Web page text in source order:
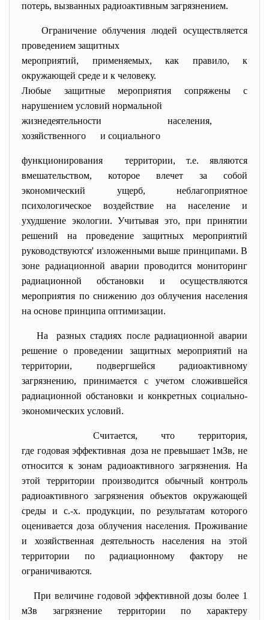
потерь, вызванных радиоактивным загрязнением.
Ограничение облучения людей осуществляется
проведением защитных
мероприятий, применяемых, как правило, к
окружающей среде и к человеку.
Любые защитные мероприятия сопряжены с
нарушением условий нормальной
жизнедеятельности населения,
хозяйственного и социального
функционирования территории, т.е. являются
вмешательством, которое влечет за собой
экономический ущерб, неблагоприятное
психологическое воздействие на население и
ухудшение экологии. Учитывая это, при принятии
решений на проведение защитных мероприятий
руководствуются' изложенными выше принципами. В
зоне радиационной аварии проводится мониторинг
радиационной обстановки и осуществляются
мероприятия по снижению доз облучения населения
на основе принципа оптимизации.
На разных стадиях после радиационной аварии
решение о проведении защитных мероприятий на
территории, подвергшейся радиоактивному
загрязнению, принимается с учетом сложившейся
радиационной обстановки и конкретных социально-
экономических условий.
Считается, что территория,
где годовая эффективная доза не превышает 1мЗв, не
относится к зонам радиоактивного загрязнения. На
этой территории производится обычный контроль
радиоактивного загрязнения объектов окружающей
среды и с.-х. продукции, по результатам которого
оценивается доза облучения населения. Проживание
и хозяйственная деятельность населения на этой
территории по радиационному фактору не
ограничиваются.
При величине годовой эффективной дозы более 1
мЗв загрязнение территории по характеру